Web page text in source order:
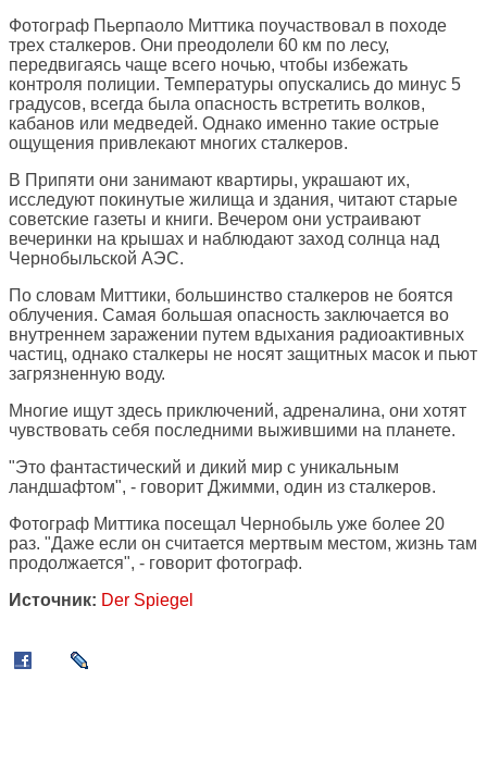
Фотограф Пьерпаоло Миттика поучаствовал в походе
трех сталкеров. Они преодолели 60 км по лесу,
передвигаясь чаще всего ночью, чтобы избежать
контроля полиции. Температуры опускались до минус 5
градусов, всегда была опасность встретить волков,
кабанов или медведей. Однако именно такие острые
ощущения привлекают многих сталкеров.
В Припяти они занимают квартиры, украшают их,
исследуют покинутые жилища и здания, читают старые
советские газеты и книги. Вечером они устраивают
вечеринки на крышах и наблюдают заход солнца над
Чернобыльской АЭС.
По словам Миттики, большинство сталкеров не боятся
облучения. Самая большая опасность заключается во
внутреннем заражении путем вдыхания радиоактивных
частиц, однако сталкеры не носят защитных масок и пьют
загрязненную воду.
Многие ищут здесь приключений, адреналина, они хотят
чувствовать себя последними выжившими на планете.
"Это фантастический и дикий мир с уникальным
ландшафтом", - говорит Джимми, один из сталкеров.
Фотограф Миттика посещал Чернобыль уже более 20
раз. "Даже если он считается мертвым местом, жизнь там
продолжается", - говорит фотограф.
Источник: Der Spiegel